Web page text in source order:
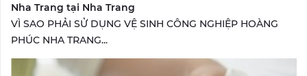
Nha Trang tại Nha Trang
VÌ SAO PHẢI SỬ DỤNG VỆ SINH CÔNG NGHIỆP HOÀNG
PHÚC NHA TRANG...